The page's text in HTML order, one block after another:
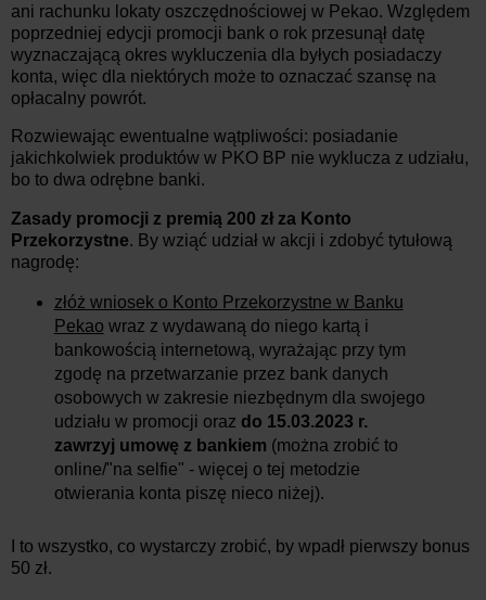
ani rachunku lokaty oszczędnościowej w Pekao. Względem
poprzedniej edycji promocji bank o rok przesunął datę
wyznaczającą okres wykluczenia dla byłych posiadaczy
konta, więc dla niektórych może to oznaczać szansę na
opłacalny powrót.
Rozwiewając ewentualne wątpliwości: posiadanie
jakichkolwiek produktów w PKO BP nie wyklucza z udziału,
bo to dwa odrębne banki.
Zasady promocji z premią 200 zł za Konto
Przekorzystne. By wziąć udział w akcji i zdobyć tytułową
nagrodę:
złóż wniosek o Konto Przekorzystne w Banku
Pekao wraz z wydawaną do niego kartą i
bankowością internetową, wyrażając przy tym
zgodę na przetwarzanie przez bank danych
osobowych w zakresie niezbędnym dla swojego
udziału w promocji oraz do 15.03.2023 r.
zawrzyj umowę z bankiem (można zrobić to
online/"na selfie" - więcej o tej metodzie
otwierania konta piszę nieco niżej).
I to wszystko, co wystarczy zrobić, by wpadł pierwszy bonus
50 zł.